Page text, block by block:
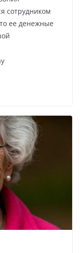
сотрудником
ее денежные